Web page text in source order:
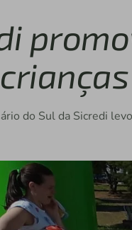
do Sul da Sicredi